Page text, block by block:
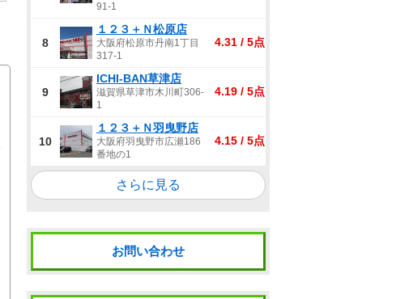
91-1
8
１２３＋Ｎ松原店
大阪府松原市丹南1丁目
317-1
4.31 / 5点
9
ICHI-BAN草津店
滋賀県草津市木川町306-
1
4.19 / 5点
10
１２３＋Ｎ羽曳野店
大阪府羽曳野市広瀬186
番地の1
4.15 / 5点
さらに見る
お問い合わせ